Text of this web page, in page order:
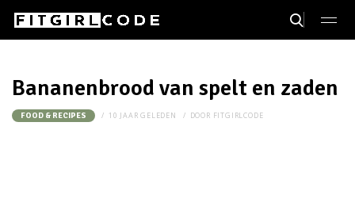
Bananenbrood van spelt en zaden
FOOD & RECIPES 10 JAAR GELEDEN DOOR FITGIRLCODE